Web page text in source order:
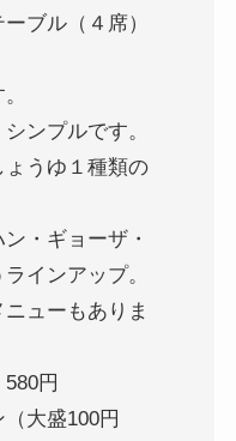
ブル（４席）
ンプルです。
うゆ１種類の
・ギョーザ・
インアップ。
ューもありま
円
盛100円